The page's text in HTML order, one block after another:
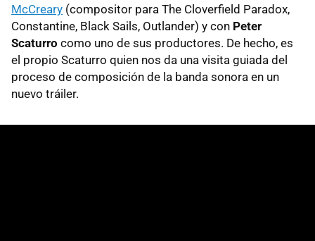
McCreary (compositor para The Cloverfield Paradox,
Constantine, Black Sails, Outlander) y con Peter
Scaturro como uno de sus productores. De hecho, es
el propio Scaturro quien nos da una visita guiada del
proceso de composición de la banda sonora en un
nuevo tráiler.